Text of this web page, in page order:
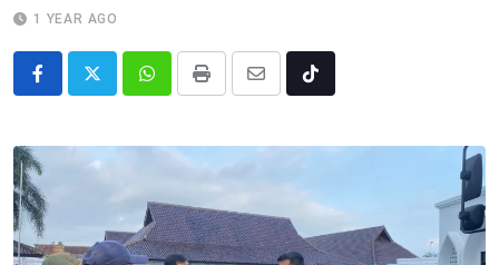
1 YEAR AGO
Whatsapp
Print
Share
Email
Tiktok